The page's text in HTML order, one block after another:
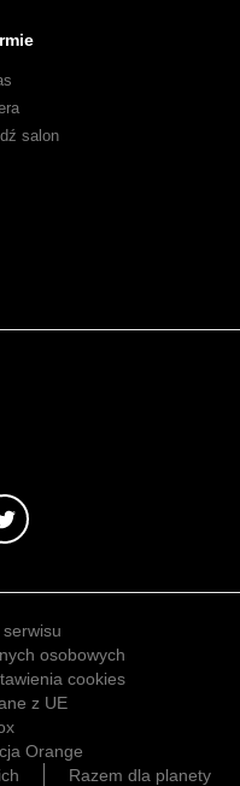
salon
osobowych
cookies
z UE
Orange
Razem dla planety